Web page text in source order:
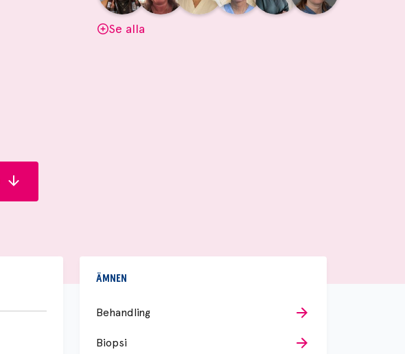
JohnssonAnderssonKillanderBäcklundEdegranAndersson
Se alla
ÄMNEN
Behandling
Biopsi